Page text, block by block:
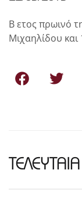
Β ετος πρωινό
Μιχαηλίδου